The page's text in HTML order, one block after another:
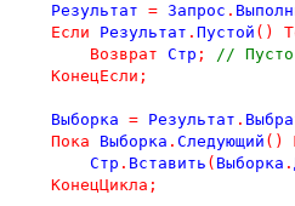
Результат = Запрос .
Если
Результат . Пустой ()
Возврат Стр ;
// Пусто
КонецЕсли ;
Выборка = Результат .
Пока
Выборка . Следующий ()
Стр . Вставить ( Выборка .
КонецЦикла ;